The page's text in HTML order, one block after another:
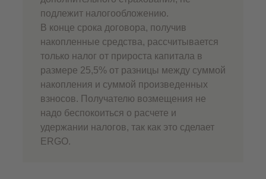
подлежит налогообложению.
В конце срока договора, получив
накопленные средства, рассчитывается
только налог от прироста капитала в
размере 25,5% от разницы между суммой
накопления и суммой произведенных
взносов. Получателю возмещения не
надо беспокоиться о расчете и
удержании налогов, так как это сделает
ERGO.